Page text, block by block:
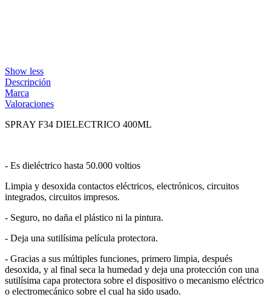
Show less
Descripción
Marca
Valoraciones
SPRAY F34 DIELECTRICO 400ML
- Es dieléctrico hasta 50.000 voltios
Limpia y desoxida contactos eléctricos, electrónicos, circuitos
integrados, circuitos impresos.
- Seguro, no daña el plástico ni la pintura.
- Deja una sutilísima película protectora.
- Gracias a sus múltiples funciones, primero limpia, después
desoxida, y al final seca la humedad y deja una protección con una
sutilísima capa protectora sobre el dispositivo o mecanismo eléctrico
o electromecánico sobre el cual ha sido usado.